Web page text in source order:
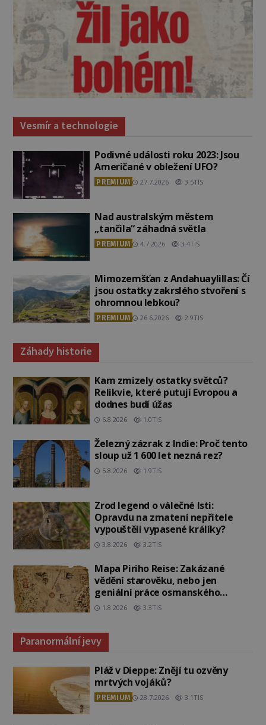
Vesmír a technologie
Podivné události roku 2023: Jsou
Američané v obležení UFO?
PREMIUM 27.7.2026 3.5TIS
Nad australským městem
„tančila“ záhadná světla
PREMIUM 4.7.2026 3.4TIS
Mimozemšťan z Andahuaylillas: Čí
jsou ostatky zakrslého stvoření s
ohromnou lebkou?
PREMIUM 26.6.2026 2.9TIS
Záhady historie
Kam zmizely ostatky světců?
Relikvie, které putují Evropou a
dodnes budí úžas
6.8.2026 1.0TIS
Železný zázrak z Indie: Proč tento
sloup už 1 600 let nezná rez?
5.8.2026 1.9TIS
Zrod legend o válečné lsti:
Opravdu na zmatení nepřítele
vypouštěli vypasené králíky?
3.8.2026 3.2TIS
Mapa Piriho Reise: Zakázané
vědění starověku, nebo jen
geniální práce osmanského
admirála?
1.8.2026 3.3TIS
Paranormální jevy
Pláž v Dieppe: Znějí tu ozvěny
mrtvých vojáků?
PREMIUM 28.7.2026 3.1TIS